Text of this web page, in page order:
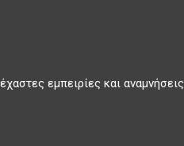
εμπειρίες και